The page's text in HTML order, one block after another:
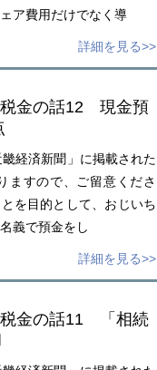
ア費用だけでなく導
詳細を見る>>
税金の話12 現金預
経済新聞」に掲載された
ますので、ご留意くださ
を目的として、おじいち
義で預金をし
詳細を見る>>
税金の話11 「相続